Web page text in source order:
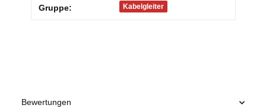
Produkteigenschaft
Wert
Gruppe: Kabelgleiter
Bewertungen